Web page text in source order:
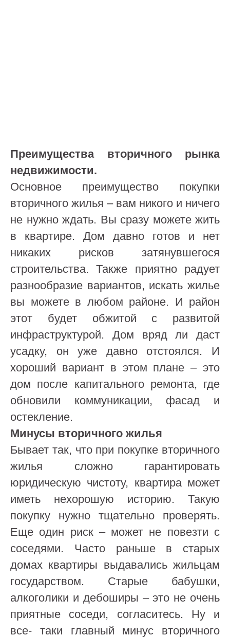
Преимущества вторичного рынка
недвижимости.
Основное преимущество покупки
вторичного жилья – вам никого и ничего
не нужно ждать. Вы сразу можете жить
в квартире. Дом давно готов и нет
никаких рисков затянувшегося
строительства. Также приятно радует
разнообразие вариантов, искать жилье
вы можете в любом районе. И район
этот будет обжитой с развитой
инфраструктурой. Дом вряд ли даст
усадку, он уже давно отстоялся. И
хороший вариант в этом плане – это
дом после капитального ремонта, где
обновили коммуникации, фасад и
остекление.
Минусы вторичного жилья
Бывает так, что при покупке вторичного
жилья сложно гарантировать
юридическую чистоту, квартира может
иметь нехорошую историю. Такую
покупку нужно тщательно проверять.
Еще один риск – может не повезти с
соседями. Часто раньше в старых
домах квартиры выдавались жильцам
государством. Старые бабушки,
алкоголики и дебоширы –это не очень
приятные соседи, согласитесь. Ну и
все- таки главный минус вторичного